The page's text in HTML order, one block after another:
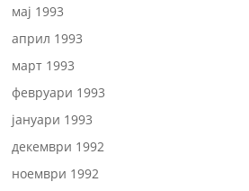
мај 1993
април 1993
март 1993
февруари 1993
јануари 1993
декември 1992
ноември 1992